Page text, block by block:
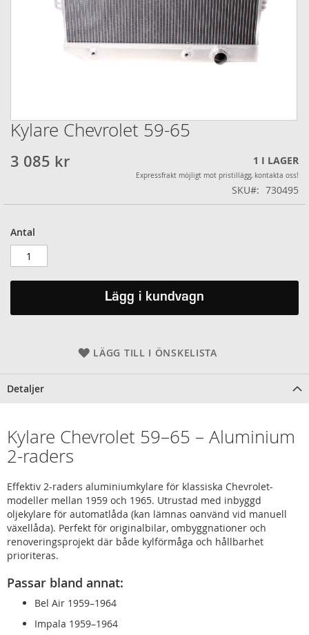
Kylare Chevrolet 59-65
3 085 kr 1 I LAGER
Expressfrakt möjligt mot pristillägg, kontakta oss!
SKU 730495
Antal
Lägg i kundvagn
LÄGG TILL I ÖNSKELISTA
Hoppa
till
början
av
Detaljer
Kylare Chevrolet 59–65 – Aluminium
2-raders
Effektiv 2-raders aluminiumkylare för klassiska Chevrolet-
modeller mellan 1959 och 1965. Utrustad med inbyggd
oljekylare för automatlåda (kan lämnas oanvänd vid manuell
växellåda). Perfekt för originalbilar, ombyggnationer och
renoveringsprojekt där både kylförmåga och hållbarhet
prioriteras.
Passar bland annat:
Bel Air 1959–1964
Impala 1959–1964